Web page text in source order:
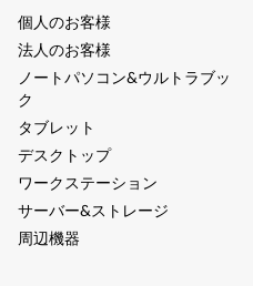
個人のお客様
法人のお客様
ノートパソコン&ウルトラブッ
ク
タブレット
デスクトップ
ワークステーション
サーバー&ストレージ
周辺機器